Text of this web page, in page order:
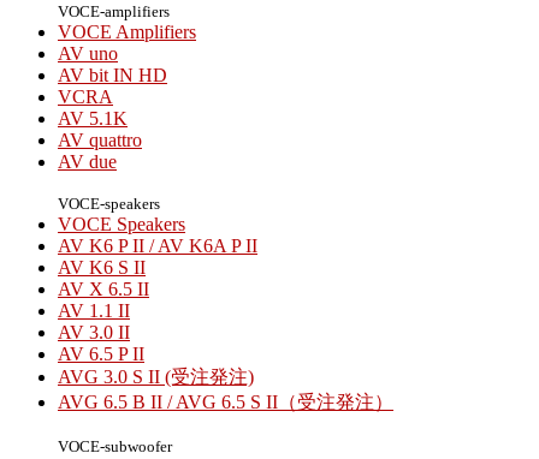
VOCE-amplifiers
VOCE Amplifiers
AV uno
AV bit IN HD
VCRA
AV 5.1K
AV quattro
AV due
VOCE-speakers
VOCE Speakers
AV K6 P II / AV K6A P II
AV K6 S II
AV X 6.5 II
AV 1.1 II
AV 3.0 II
AV 6.5 P II
AVG 3.0 S II (受注発注)
AVG 6.5 B II / AVG 6.5 S II（受注発注）
VOCE-subwoofer